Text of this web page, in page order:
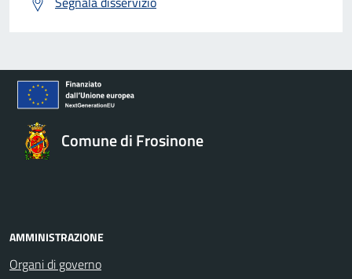
Comune di Frosinone
AMMINISTRAZIONE
Organi di governo